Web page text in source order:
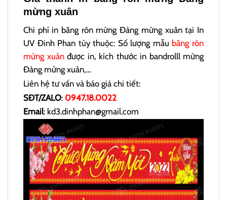
mừng xuân
Chi phí in băng rôn mừng Đảng mừng xuân tại In
UV Đinh Phan tùy thuộc: Số lượng mẫu băng rôn
mừng xuânđược in, kích thước in bandrolll mừng
Đảng mừng xuân,…
Liên hệ tư vấn và báo giá chi tiết:
SĐT/ZALO: 0947.18.0022
Email: kd3.dinhphan@gmail.com